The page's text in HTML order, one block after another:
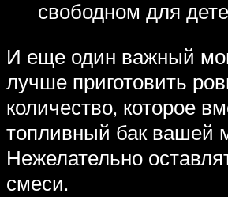
свободном для
И еще один важный
лучше приготовить
количество, которое
топливный бак вашей
Нежелательно
смеси.